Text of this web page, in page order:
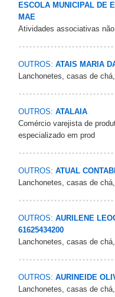
ESCOLA MUNICIPAL DE
MAE
Atividades associativas
OUTROS: ATAIS MARIA
Lanchonetes, casas de
OUTROS: ATALAIA
Comércio varejista de
especializado em prod
OUTROS: ATUAL
Lanchonetes, casas de
OUTROS: AURILENE
61625434200
Lanchonetes, casas de
OUTROS: AURINEIDE
Lanchonetes, casas de